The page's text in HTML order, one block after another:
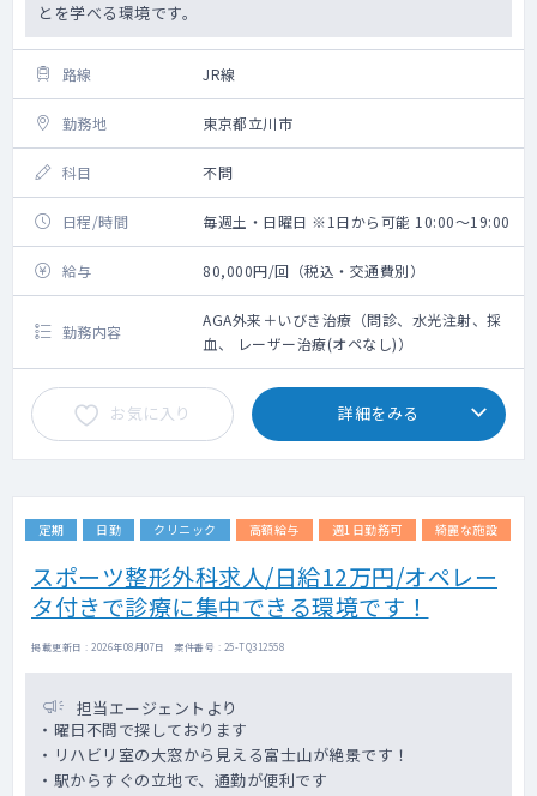
とを学べる環境です。
路線 JR線
勤務地 東京都立川市
科目 不問
日程/時間 毎週土・日曜日 ※1日から可能 10:00～19:00
給与 80,000円/回（税込・交通費別）
勤務内容
AGA外来＋いびき治療（問診、水光注射、採
血、 レーザー治療(オペなし)）
お気に入り 詳細をみる
定期 日勤 クリニック 高額給与 週1日勤務可 綺麗な施設
スポーツ整形外科求人/日給12万円/オペレー
タ付きで診療に集中できる環境です！
掲載更新日 : 2026年08月07日 案件番号 : 25-TQ312558
担当エージェントより
・曜日不問で探しております
・リハビリ室の大窓から見える富士山が絶景です！
・駅からすぐの立地で、通勤が便利です